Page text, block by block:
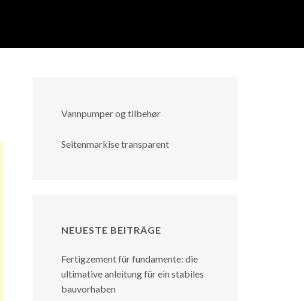
Vannpumper og tilbehør
Seitenmarkise transparent
NEUESTE BEITRÄGE
Fertigzement für fundamente: die
ultimative anleitung für ein stabiles
bauvorhaben